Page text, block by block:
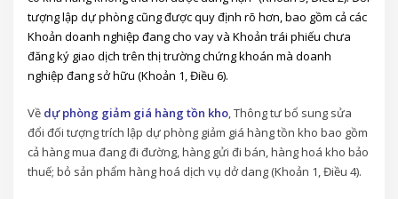
tượng lập dự phòng cũng được quy định rõ hơn, bao gồm cả các
Khoản doanh nghiệp đang cho vay và Khoản trái phiếu chưa
đăng ký giao dịch trên thị trường chứng khoán mà doanh
nghiệp đang sở hữu (Khoản 1, Điều 6).
Về dự phòng giảm giá hàng tồn kho, Thông tư bổ sung sửa
đổi đối tượng trích lập dự phòng giảm giá hàng tồn kho bao gồm
cả hàng mua đang đi đường, hàng gửi đi bán, hàng hoá kho bảo
thuế; bỏ sản phẩm hàng hoá dịch vụ dở dang (Khoản 1, Điều 4).